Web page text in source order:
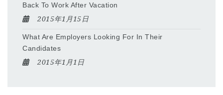
Back To Work After Vacation
2015年1月15日
What Are Employers Looking For In Their
Candidates
2015年1月1日